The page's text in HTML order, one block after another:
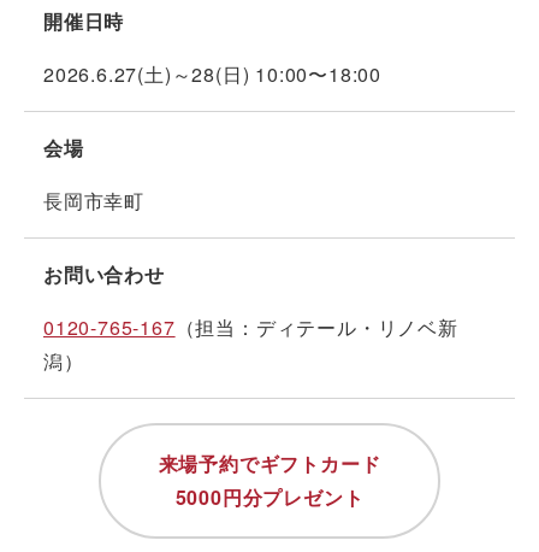
開催日時
2026.6.27(土)～28(日) 10:00〜18:00
会場
長岡市幸町
お問い合わせ
0120-765-167 （担当：ディテール・リノベ新
潟）
来場予約でギフトカード
5000円分プレゼント